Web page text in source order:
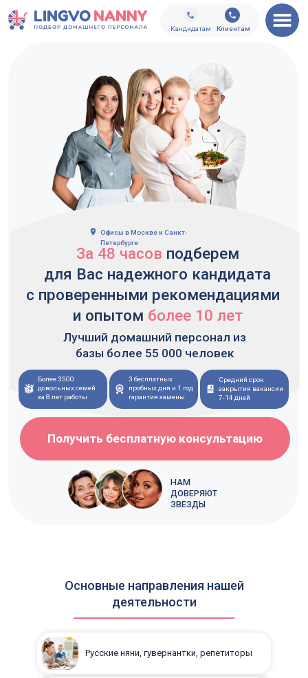
Кандидатам
Кандидатам
Клиентам
Офисы в Москве и Санкт-
Петербурге
НАМ
ДОВЕРЯЮТ
пробных дня и 1 год
гарантия замены
Более 3500
довольных семей
закрытия вакансии
7-14 дней
Получить бесплатную консультацию
Лучший домашний персонал из
базы более 55 000 человек
За 48 часов подберем
с проверенными рекомендациями
и опытом более 10 лет
Основные направления нашей
деятельности
Русские няни, гувернантки, репетиторы
Семейные пары
в загородный дом